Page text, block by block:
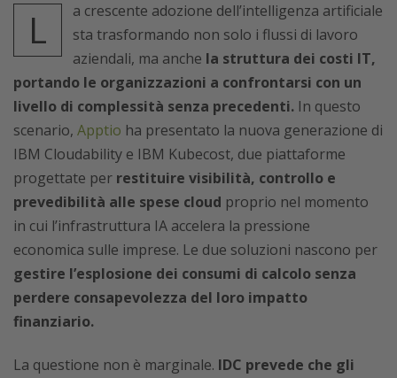
L
a crescente adozione dell’intelligenza artificiale
sta trasformando non solo i flussi di lavoro
aziendali, ma anche la struttura dei costi IT,
portando le organizzazioni a confrontarsi con un
livello di complessità senza precedenti. In questo
scenario, Apptio ha presentato la nuova generazione di
IBM Cloudability e IBM Kubecost, due piattaforme
progettate per restituire visibilità, controllo e
prevedibilità alle spese cloud proprio nel momento
in cui l’infrastruttura IA accelera la pressione
economica sulle imprese. Le due soluzioni nascono per
gestire l’esplosione dei consumi di calcolo senza
perdere consapevolezza del loro impatto
finanziario.
La questione non è marginale. IDC prevede che gli